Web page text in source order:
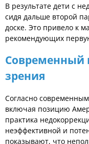
В результате дети с
сидя дальше второй
доске. Это привело к
рекомендующих
Современный
зрения
Согласно
включая позицию
практика
неэффективной и
показывают, что